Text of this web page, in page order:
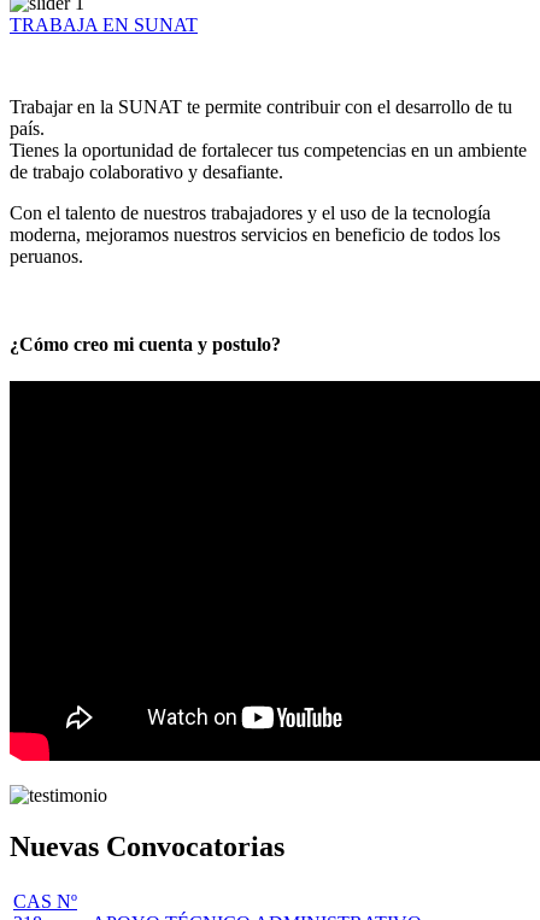
TRABAJA EN SUNAT
Trabajar en la SUNAT te permite contribuir con el desarrollo de tu
país.
Tienes la oportunidad de fortalecer tus competencias en un ambiente
de trabajo colaborativo y desafiante.
Con el talento de nuestros trabajadores y el uso de la tecnología
moderna, mejoramos nuestros servicios en beneficio de todos los
peruanos.
¿Cómo creo mi cuenta y postulo?
Nuevas Convocatorias
CAS Nº